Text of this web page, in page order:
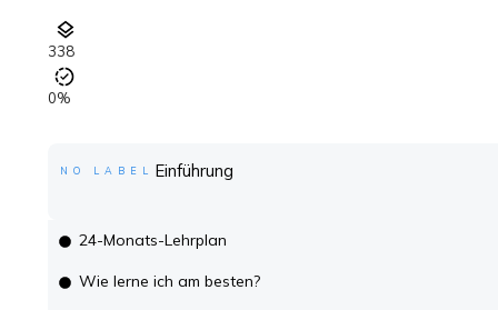
338
0%
NO LABEL Einführung
24-Monats-Lehrplan
Wie lerne ich am besten?